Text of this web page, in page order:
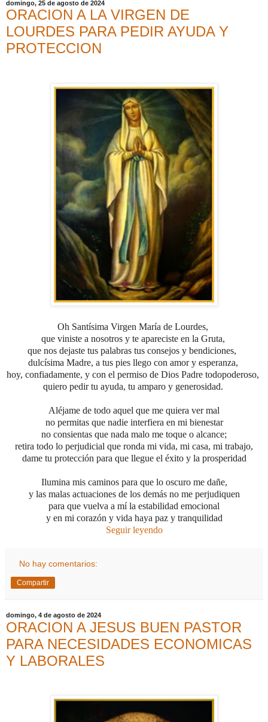
domingo, 25 de agosto de 2024
ORACION A LA VIRGEN DE
LOURDES PARA PEDIR AYUDA Y
PROTECCION
Oh Santísima Virgen María de Lourdes,
que viniste a nosotros y te apareciste en la Gruta,
que nos dejaste tus palabras tus consejos y bendiciones,
dulcísima Madre, a tus pies llego con amor y esperanza,
hoy, confiadamente, y con el permiso de Dios Padre todopoderoso,
quiero pedir tu ayuda, tu amparo y generosidad.
Aléjame de todo aquel que me quiera ver mal
no permitas que nadie interfiera en mi bienestar
no consientas que nada malo me toque o alcance;
retira todo lo perjudicial que ronda mi vida, mi casa, mi trabajo,
dame tu protección para que llegue el éxito y la prosperidad
Ilumina mis caminos para que lo oscuro me dañe,
y las malas actuaciones de los demás no me perjudiquen
para que vuelva a mí la estabilidad emocional
y en mi corazón y vida haya paz y tranquilidad
Seguir leyendo
No hay comentarios:
Compartir
domingo, 4 de agosto de 2024
ORACION A JESUS BUEN PASTOR
PARA NECESIDADES ECONOMICAS
Y LABORALES